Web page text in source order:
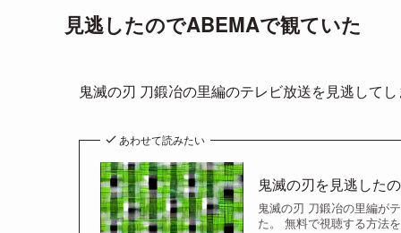
見逃したのでABEMAで観ていた
鬼滅の刃 刀鍛冶の里編のテレビ放送を見逃して
あわせて読みたい
鬼滅の刃を見逃した
鬼滅の刃 刀鍛冶の里編が
た。 無料で視聴する方法